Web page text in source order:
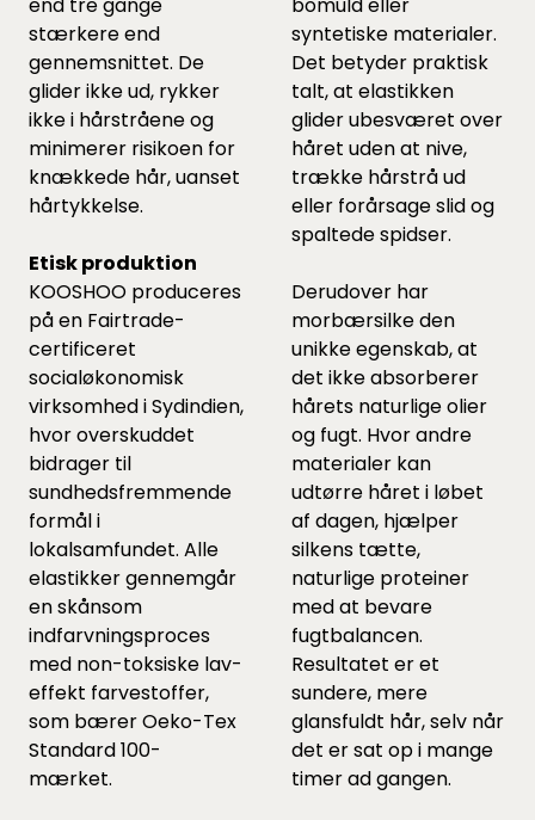
stærkere end
gennemsnittet. De
glider ikke ud, rykker
ikke i hårstråene og
minimerer risikoen for
knækkede hår, uanset
hårtykkelse.
Etisk produktion
KOOSHOO produceres
på en Fairtrade-
certificeret
socialøkonomisk
virksomhed i Sydindien,
hvor overskuddet
bidrager til
sundhedsfremmende
formål i
lokalsamfundet. Alle
elastikker gennemgår
en skånsom
indfarvningsproces
med non-toksiske lav-
effekt farvestoffer,
som bærer Oeko-Tex
Standard 100-
mærket.
syntetiske materialer.
Det betyder praktisk
talt, at elastikken
glider ubesværet over
håret uden at nive,
trække hårstrå ud
eller forårsage slid og
spaltede spidser.
Derudover har
morbærsilke den
unikke egenskab, at
det ikke absorberer
hårets naturlige olier
og fugt. Hvor andre
materialer kan
udtørre håret i løbet
af dagen, hjælper
silkens tætte,
naturlige proteiner
med at bevare
fugtbalancen.
Resultatet er et
sundere, mere
glansfuldt hår, selv når
det er sat op i mange
timer ad gangen.